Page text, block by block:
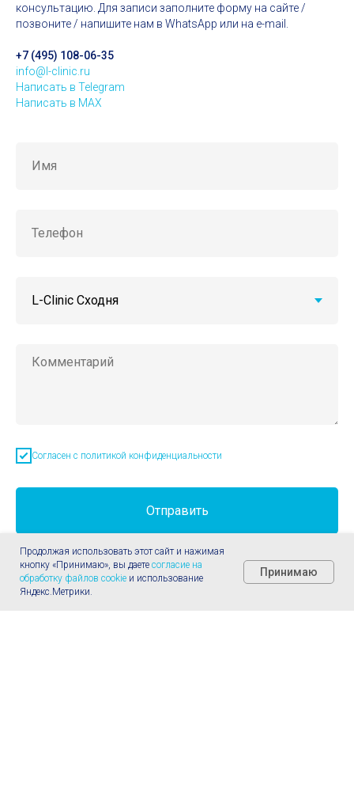
Главная Услуги
консультацию. Для записи заполните форму на сайте /
позвоните / напишите нам в WhatsApp или на e-mail.
+7 (495) 108-06-35
info@l-clinic.ru
Написать в Telegram
Написать в MAX
Согласен с политикой конфиденциальности
Отправить
Продолжая использовать этот сайт и нажимая
кнопку «Принимаю», вы даете согласие на
обработку файлов cookie и использование
Яндекс.Метрики.
Принимаю